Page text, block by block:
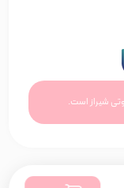
شیراز است.